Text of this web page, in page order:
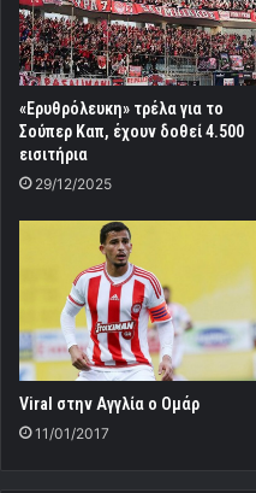
«Ερυθρόλευκη» τρέλα για το
Σούπερ Καπ, έχουν δοθεί 4.500
εισιτήρια
29/12/2025
Viral στην Αγγλία ο Ομάρ
11/01/2017